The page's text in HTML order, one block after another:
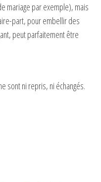
mariage par exemple), mais
part, pour embellir des
peut parfaitement être
sont ni repris, ni échangés.